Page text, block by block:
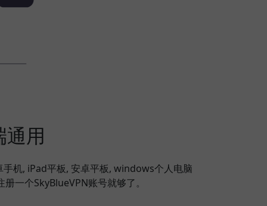
通用
机, iPad平板, 安卓平板, windows个人电脑
一个SkyBlueVPN账号就够了。